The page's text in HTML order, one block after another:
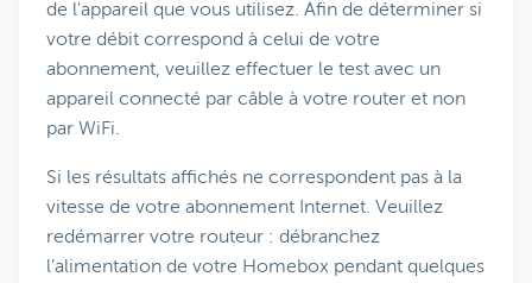
de l'appareil que vous utilisez. Afin de déterminer si
votre débit correspond à celui de votre
abonnement, veuillez effectuer le test avec un
appareil connecté par câble à votre router et non
par WiFi.
Si les résultats affichés ne correspondent pas à la
vitesse de votre abonnement Internet. Veuillez
redémarrer votre routeur : débranchez
l’alimentation de votre Homebox pendant quelques